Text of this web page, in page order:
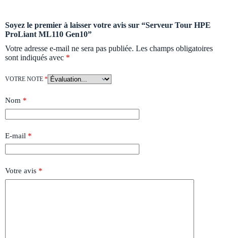
Soyez le premier à laisser votre avis sur “Serveur Tour HPE
ProLiant ML110 Gen10”
Votre adresse e-mail ne sera pas publiée. Les champs obligatoires
sont indiqués avec *
VOTRE NOTE *
Nom *
E-mail *
Votre avis *